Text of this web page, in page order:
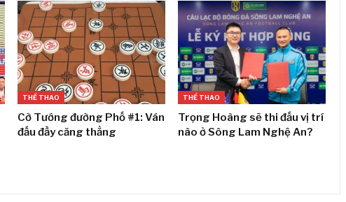
THỂ THAO
Cờ Tướng đường Phố #1: Ván
đấu đầy căng thẳng
THỂ THAO
Trọng Hoàng sẽ thi đấu vị trí
nào ở Sông Lam Nghệ An?